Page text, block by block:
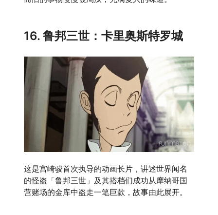
16. 鲁邦三世：卡里奥斯特罗城
这是宫崎骏首次执导的动画长片，讲述世界闻名
的怪盗「鲁邦三世」及其搭档们成功从摩纳哥国
营赌场的金库中盗走一笔巨款，故事由此展开。